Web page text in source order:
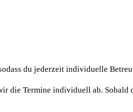
du jederzeit individuelle
die Termine individuell ab. Sobald